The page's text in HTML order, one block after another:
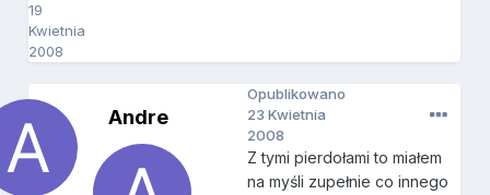
19
Kwietnia
2008
Andre
Opublikowano
23 Kwietnia
2008
Z tymi pierdołami to miałem
na myśli zupełnie co innego